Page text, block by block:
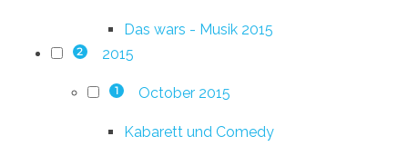
Das wars - Musik 2015
2 2015
1 October 2015
Kabarett und Comedy